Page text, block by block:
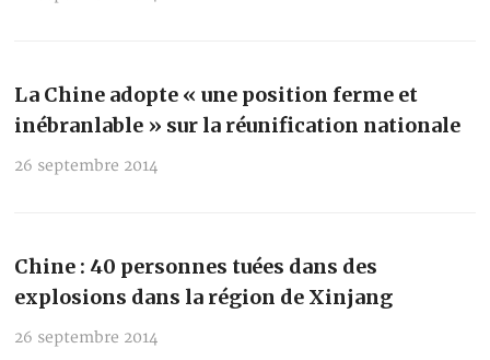
La Chine adopte « une position ferme et
inébranlable » sur la réunification nationale
26 septembre 2014
Chine : 40 personnes tuées dans des
explosions dans la région de Xinjang
26 septembre 2014